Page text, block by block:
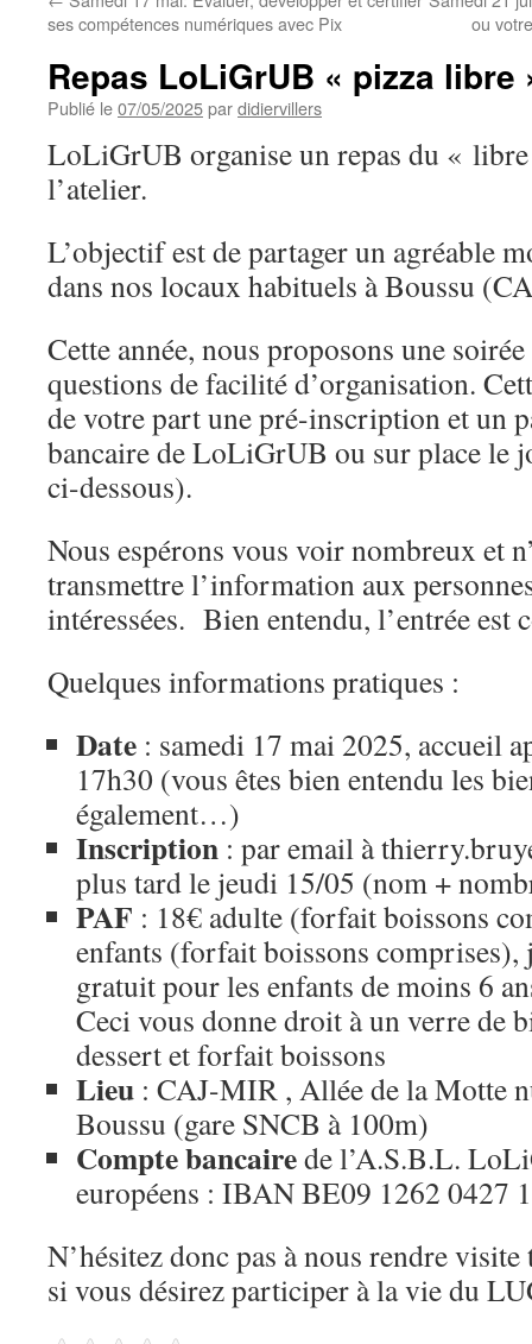
ses compétences numériques avec Pix
ou
Repas LoLiGrUB « pizza libre
Publié le07/05/2025pardidiervillers
LoLiGrUB organise un repas du «
l’atelier.
L’objectif est de partager un agréable
dans nos locaux habituels à Boussu
Cette année, nous proposons une
questions de facilité d’organisation.
de votre part une pré-inscription et un
bancaire de LoLiGrUB ou sur place le
ci-dessous).
Nous espérons vous voir nombreux et
transmettre l’information aux
intéressées. Bien entendu, l’entrée est
Quelques informations pratiques :
Date : samedi 17 mai 2025, accueil
17h30 (vous êtes bien entendu les
également…)
Inscription : par email à
plus tard le jeudi 15/05 (nom +
PAF : 18€ adulte (forfait boissons
enfants (forfait boissons comprises),
gratuit pour les enfants de moins 6
Ceci vous donne droit à un verre de
dessert et forfait boissons
Lieu : CAJ-MIR , Allée de la Motte
Boussu (gare SNCB à 100m)
Compte bancairede l’A.S.B.L.
européens : IBAN BE09 1262 0427
N’hésitez donc pas à nous rendre
si vous désirez participer à la vie du